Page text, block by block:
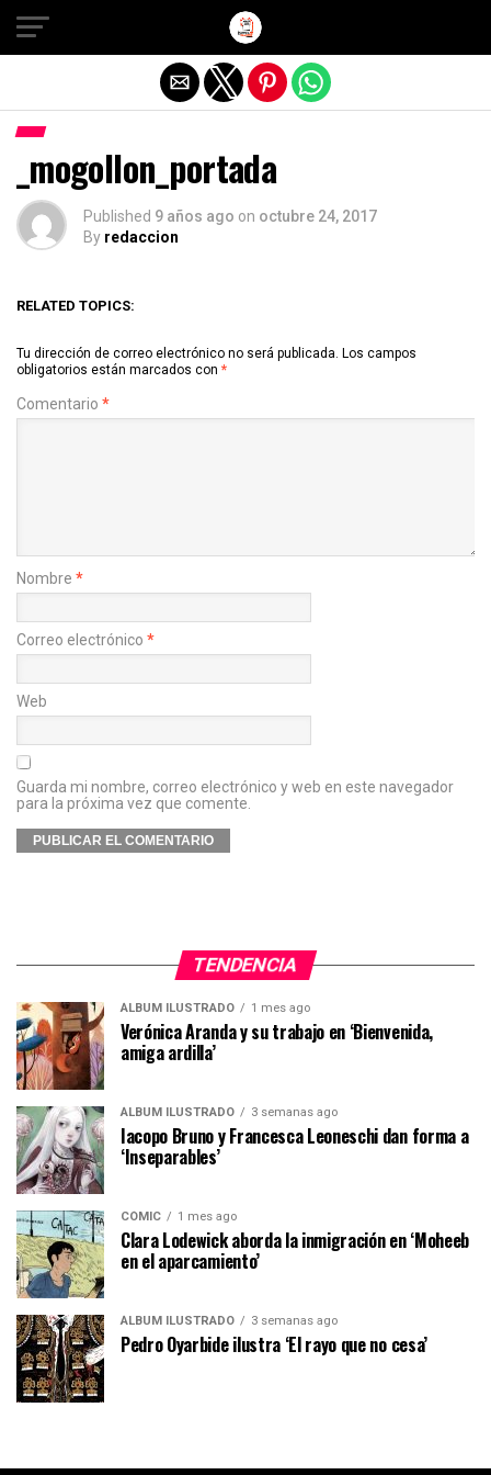
_mogollon_portada
Published 9 años ago on octubre 24, 2017
By redaccion
RELATED TOPICS:
Tu dirección de correo electrónico no será publicada. Los campos
obligatorios están marcados con *
Comentario *
Nombre *
Correo electrónico *
Web
Guarda mi nombre, correo electrónico y web en este navegador
para la próxima vez que comente.
TENDENCIA
ÁLBUM ILUSTRADO 1 mes ago
Verónica Aranda y su trabajo en ‘Bienvenida,
amiga ardilla’
ÁLBUM ILUSTRADO 3 semanas ago
Iacopo Bruno y Francesca Leoneschi dan forma a
‘Inseparables’
CÓMIC 1 mes ago
Clara Lodewick aborda la inmigración en ‘Moheeb
en el aparcamiento’
ÁLBUM ILUSTRADO 3 semanas ago
Pedro Oyarbide ilustra ‘El rayo que no cesa’
Salir de la versión móvil